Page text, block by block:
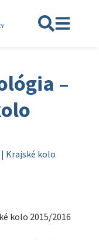
–
Krajské kolo
kolo 2015/2016